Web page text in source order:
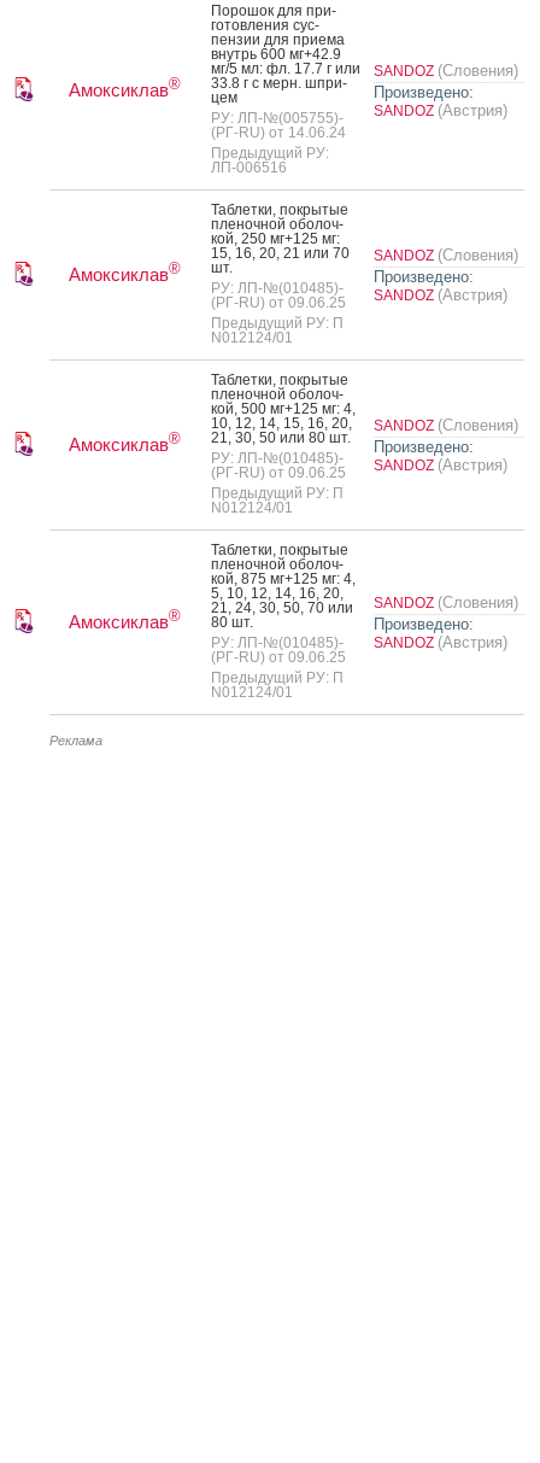
Амоксиклав®
По­рошок для при­
готов­ле­ния сус­
пензии для при­ема
внутрь 600 мг+42.9
мг/5 мл: фл. 17.7 г или
33.8 г с мерн. шпри­
цем
РУ: ЛП-№(005755)-
(РГ-RU) от 14.06.24
Предыдущий РУ:
ЛП-006516
SANDOZ (Словения)
Произведено:
SANDOZ (Австрия)
Амоксиклав®
Таб­летки, пок­ры­тые
пле­ноч­ной обо­лоч­
кой, 250 мг+125 мг:
15, 16, 20, 21 или 70
шт.
РУ: ЛП-№(010485)-
(РГ-RU) от 09.06.25
Предыдущий РУ: П
N012124/01
SANDOZ (Словения)
Произведено:
SANDOZ (Австрия)
Амоксиклав®
Таб­летки, пок­ры­тые
пле­ноч­ной обо­лоч­
кой, 500 мг+125 мг: 4,
10, 12, 14, 15, 16, 20,
21, 30, 50 или 80 шт.
РУ: ЛП-№(010485)-
(РГ-RU) от 09.06.25
Предыдущий РУ: П
N012124/01
SANDOZ (Словения)
Произведено:
SANDOZ (Австрия)
Амоксиклав®
Таб­летки, пок­ры­тые
пле­ноч­ной обо­лоч­
кой, 875 мг+125 мг: 4,
5, 10, 12, 14, 16, 20,
21, 24, 30, 50, 70 или
80 шт.
РУ: ЛП-№(010485)-
(РГ-RU) от 09.06.25
Предыдущий РУ: П
N012124/01
SANDOZ (Словения)
Произведено:
SANDOZ (Австрия)
Реклама